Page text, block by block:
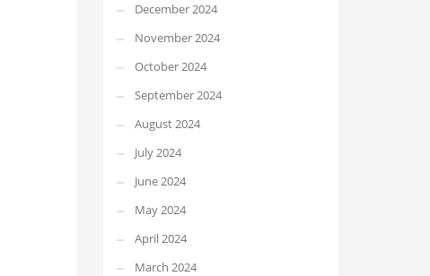
December 2024
November 2024
October 2024
September 2024
August 2024
July 2024
June 2024
May 2024
April 2024
March 2024